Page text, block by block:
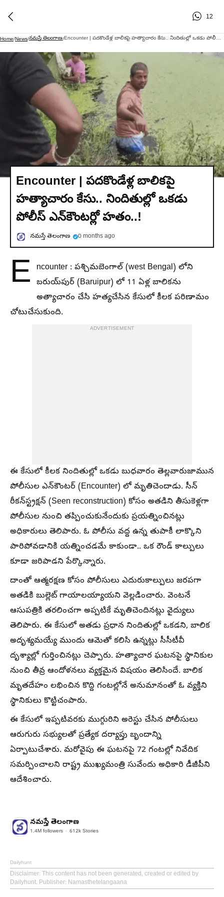
12
Home/News/నమస్తే తెలంగాణ/
Encounter | పదకొండేళ్ల బాలికపై
హత్యాచారం కేసు.. నిందితుల్లో ఒకడు
పోలీస్ ఎన్‌కౌంటర్లో హతం..!
నమస్తే తెలంగాణ 0 months ago
E
ncounter : పశ్చిమబెంగాల్ (west Bengal) లోని
బరుయ్‌పుర్‌ (Baruipur) లో 11 ఏళ్ల బాలికను
అత్యాచారం చేసి హత్యచేసిన కేసులో కీలక పరిణామం
చోటుచేసుకుంది.
ADVERTISEMENT
ఈ కేసులో కీలక నిందితుల్లో ఒకడు బుధవారం తెల్లవారుజామున
పోలీసుల ఎన్‌కౌంటర్‌ (Encounter) లో మృతిచెందాడు. సీన్‌
రీకన్‌స్ట్రక్షన్‌ (Seen reconstruction) కోసం అతడిని తీసుకెళ్లగా
పోలీసుల నుంచి తప్పించుకునేందుకు ప్రయత్నించినట్లు
అధికారులు తెలిపారు. ఓ పోలీసు వద్ద ఉన్న తుపాకీ లాక్కొని
పారిపోవడానికి యత్నించడమే కాకుండా.. ఒక రౌండ్‌ కాల్పులు
కూడా జరిపాడని పేర్కొన్నారు.
దాంతో ఆత్మరక్షణ కోసం పోలీసులు ఎదురుకాల్పులు జరపగా
అతడికి బుల్లెట్ గాయాలయ్యాయని వెల్లడించారు. వెంటనే
ఆసుపత్రికి తరలించగా అప్పటికే మృతిచెందినట్లు వైద్యులు
తెలిపారు. ఈ కేసులో అతడు ప్రధాన నిందితుల్లో ఒకడని, బాలిక
అదృశ్యమయ్యే ముందు ఆమెతో కలిసి ఉన్నట్లు సీసీటీవీ
దృశ్యాల్లో గుర్తించినట్లు చెప్పారు. హత్యాచార ఘటనపై స్థానికుల
నుంచి తీవ్ర ఆందోళనలు వ్యక్తమైన విషయం తెలిసిందే. బాలిక
మృతదేహం లభించిన కొద్ది గంటల్లోనే అనుమానంతో ఓ వ్యక్తిని
స్థానికులు కొట్టిచంపారు.
ఈ కేసులో ఇప్పటివరకు ముగ్గురిని అరెస్టు చేసిన పోలీసులు
ఆరుగురు సభ్యులతో ప్రత్యేక దర్యాప్తు బృందాన్ని
ఏర్పాటుచేశారు. మరోవైపు ఈ ఘటనపై 72 గంటల్లో నివేదిక
సమర్పించాలని రాష్ట్ర ముఖ్యమంత్రి సువేందు అధికారి డీజీపీని
ఆదేశించారు.
నమస్తే తెలంగాణ
1.4M followers 612k Stories
Dailyhunt
Disclaimer: This content has not been generated, created or edited by
Dailyhunt. Publisher: Namasthetelangaana